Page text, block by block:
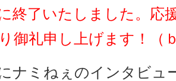
終了いたしました。応
御礼申し上げます！（
ナミねぇのインタビュ